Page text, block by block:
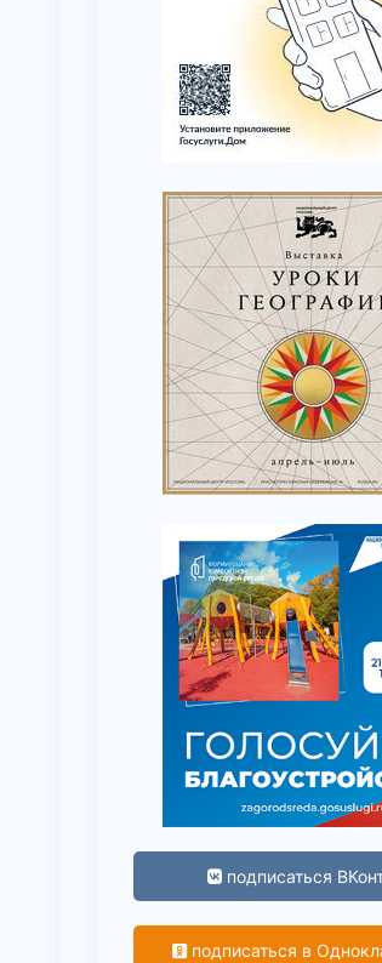
подписаться
подписаться в